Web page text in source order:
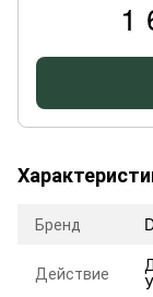
1
Бренд
Действие